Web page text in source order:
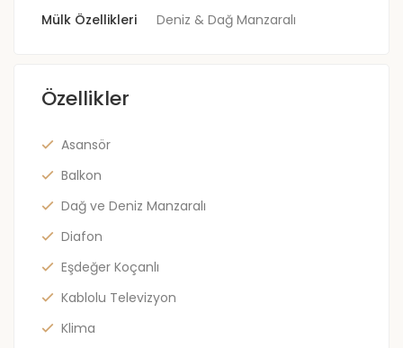
Mülk Özellikleri
Deniz & Dağ Manzaralı
Özellikler
Asansör
Balkon
Dağ ve Deniz Manzaralı
Diafon
Eşdeğer Koçanlı
Kablolu Televizyon
Klima